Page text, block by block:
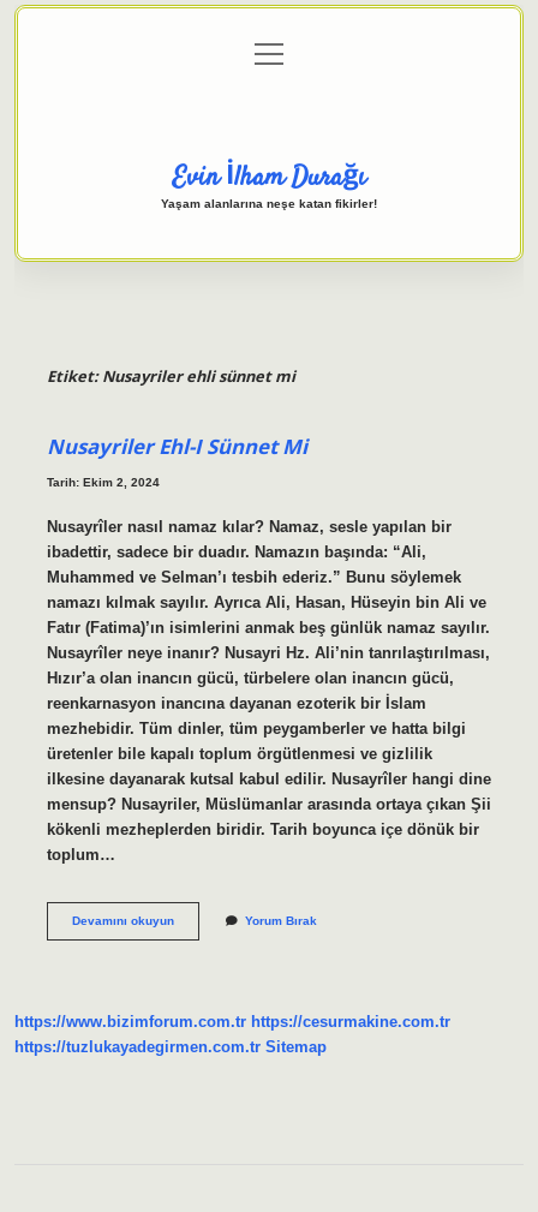
Gizlilik Politikası
menüyü
aç
Evin İlham Durağı
Yaşam alanlarına neşe katan fikirler!
Etiket:Nusayriler ehli sünnet mi
Nusayriler Ehl-I Sünnet Mi
Tarih: Ekim 2, 2024
Nusayrîler nasıl namaz kılar? Namaz, sesle yapılan bir
ibadettir, sadece bir duadır. Namazın başında: “Ali,
Muhammed ve Selman’ı tesbih ederiz.” Bunu söylemek
namazı kılmak sayılır. Ayrıca Ali, Hasan, Hüseyin bin Ali ve
Fatır (Fatima)’ın isimlerini anmak beş günlük namaz sayılır.
Nusayrîler neye inanır? Nusayri Hz. Ali’nin tanrılaştırılması,
Hızır’a olan inancın gücü, türbelere olan inancın gücü,
reenkarnasyon inancına dayanan ezoterik bir İslam
mezhebidir. Tüm dinler, tüm peygamberler ve hatta bilgi
üretenler bile kapalı toplum örgütlenmesi ve gizlilik
ilkesine dayanarak kutsal kabul edilir. Nusayrîler hangi dine
mensup? Nusayriler, Müslümanlar arasında ortaya çıkan Şii
kökenli mezheplerden biridir. Tarih boyunca içe dönük bir
toplum…
Devamını okuyunNusayriler
Yorum Bırak
https://www.bizimforum.com.tr https://cesurmakine.com.tr
https://tuzlukayadegirmen.com.tr Sitemap